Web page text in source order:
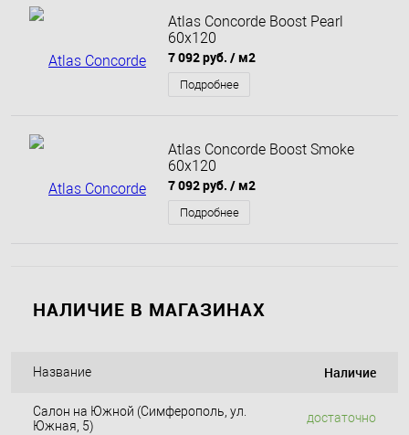
Atlas Concorde Boost Pearl
60x120
7 092 руб. / м2
Подробнее
Atlas Concorde Boost Smoke
60x120
7 092 руб. / м2
Подробнее
НАЛИЧИЕ В МАГАЗИНАХ
Название Наличие
Салон на Южной (Симферополь, ул.
Южная, 5)
достаточно